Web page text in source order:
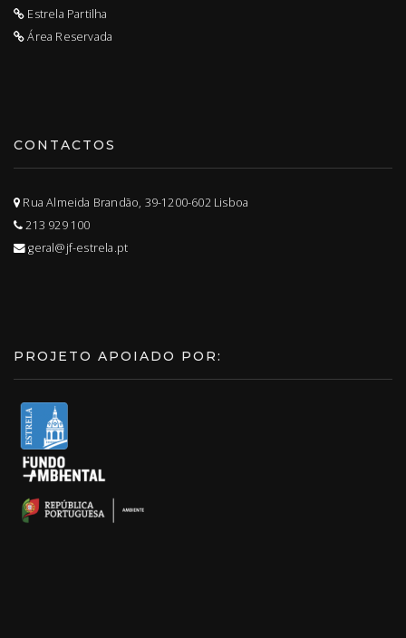
Estrela Partilha
Área Reservada
CONTACTOS
Rua Almeida Brandão, 39-1200-602 Lisboa
213 929 100
geral@jf-estrela.pt
PROJETO APOIADO POR: